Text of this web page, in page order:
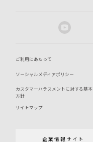
企業情報サイト
ご利用にあたって
ソーシャルメディアポリシー
カスタマーハラスメントに対する基本
方針
サイトマップ